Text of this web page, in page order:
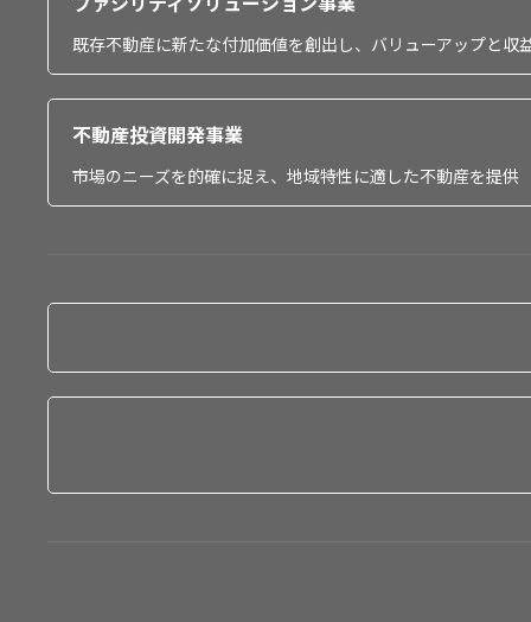
既存不動産に新たな付加価値を創出し、バリューアップと収
不動産投資開発事業
市場のニーズを的確に捉え、地域特性に適した不動産を提供